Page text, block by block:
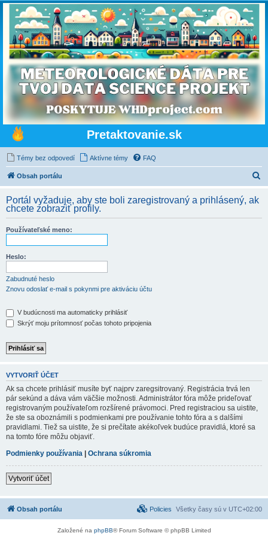
Pretaktovanie.sk
Témy bez odpovedí Aktívne témy FAQ
Obsah portálu
d
Portál vyžaduje, aby ste boli zaregistrovaný a prihlásený, ak
chcete zobraziť profily.
Používateľské meno:
Heslo:
Zabudnuté heslo
Znovu odoslať e-mail s pokynmi pre aktiváciu účtu
V budúcnosti ma automaticky prihlásiť
Skrýť moju prítomnosť počas tohoto pripojenia
VYTVORIŤ ÚČET
Ak sa chcete prihlásiť musíte byť najprv zaregsitrovaný. Registrácia trvá len
pár sekúnd a dáva vám väčšie možnosti. Administrátor fóra môže prideľovať
registrovaným používateľom rozšírené právomoci. Pred registraciou sa uistite,
že ste sa oboznámili s podmienkami pre používanie tohto fóra a s dalšími
pravidlami. Tiež sa uistite, že si prečítate akékoľvek budúce pravidlá, ktoré sa
na tomto fóre môžu objaviť.
Podmienky používania | Ochrana súkromia
Vytvoriť účet
Obsah portálu Všetky časy sú v UTC+02:00
Policies
Založené na phpBB® Forum Software © phpBB Limited